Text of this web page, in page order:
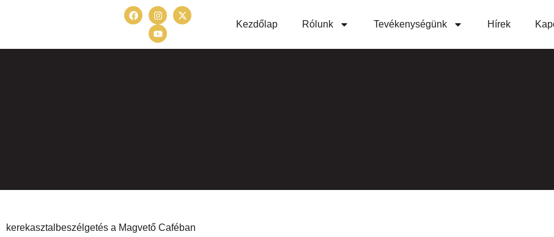
Kezdőlap Rólunk Tevékenységünk Hírek
kerekasztalbeszélgetés a Magvető Caféban